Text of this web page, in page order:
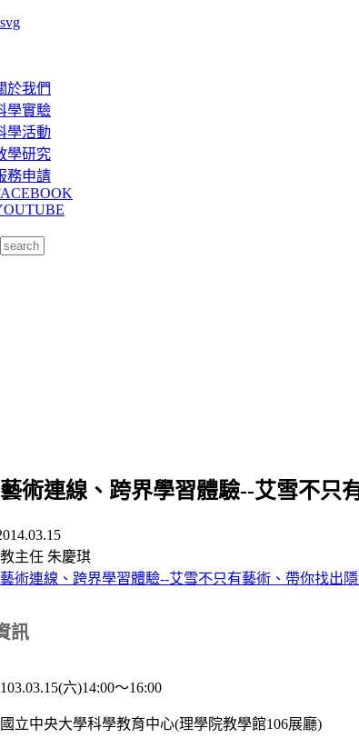
於我們
學實驗
學活動
學研究
務申請
術連線、跨界學習體驗--艾雪不只
主任 朱慶琪
訊
六)14:00～16:00
立中央大學科學教育中心(理學院教學館106展廳)